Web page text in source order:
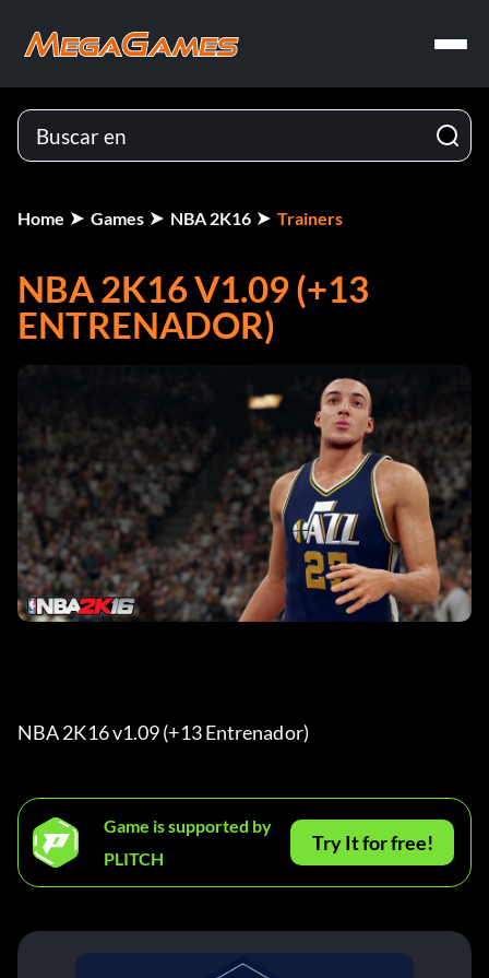
Home Games NBA 2K16 Trainers
NBA 2K16 V1.09 (+13
ENTRENADOR)
NBA 2K16 v1.09 (+13 Entrenador)
Game is supported by
PLITCH
Try It for free!